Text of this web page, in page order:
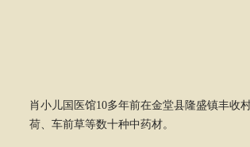
肖小儿国医馆10多年前在金堂县隆盛镇丰收
荷、车前草等数十种中药材。